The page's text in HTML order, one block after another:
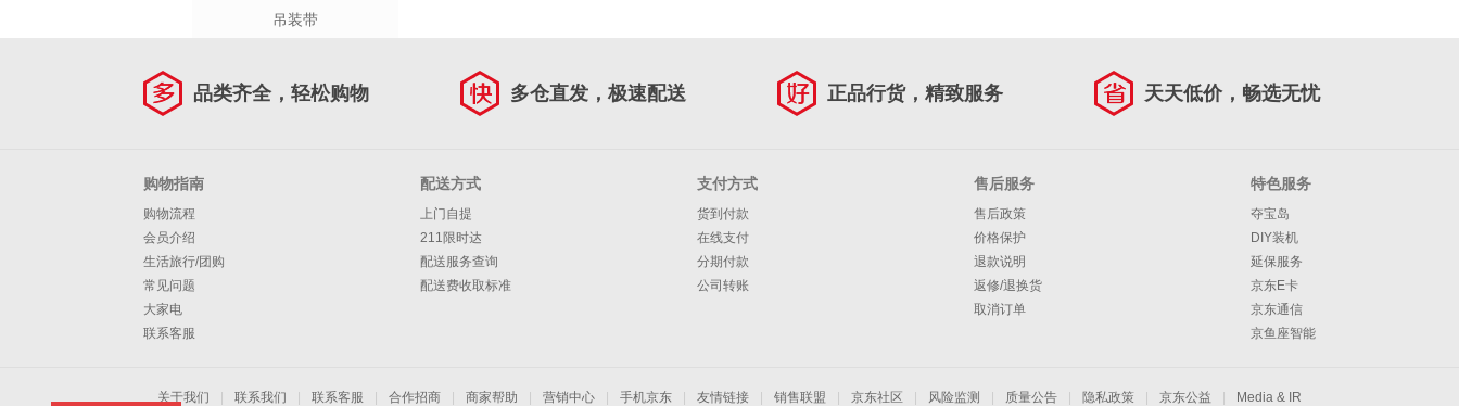
吊装带
品类齐全，轻松购物 多仓直发，极速配送 正品行货，精致服务 天天低价，畅选无忧
购物指南
购物流程
会员介绍
生活旅行/团购
常见问题
大家电
联系客服
配送方式
上门自提
211限时达
配送服务查询
配送费收取标准
支付方式
货到付款
在线支付
分期付款
公司转账
售后服务
售后政策
价格保护
退款说明
返修/退换货
取消订单
特色服务
夺宝岛
DIY装机
延保服务
京东E卡
京东通信
京鱼座智能
关于我们 联系我们 联系客服 合作招商 商家帮助 营销中心 手机京东 友情链接 销售联盟 京东社区 风险监测 质量公告 隐私政策 京东公益 Media & IR